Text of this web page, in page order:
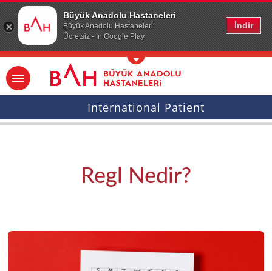
Büyük Anadolu Hastaneleri
Büyük Anadolu Hastaneleri
Ücretsiz - In Google Play
İndir
Ana icerige atla
International Patient
Regl Nedir?